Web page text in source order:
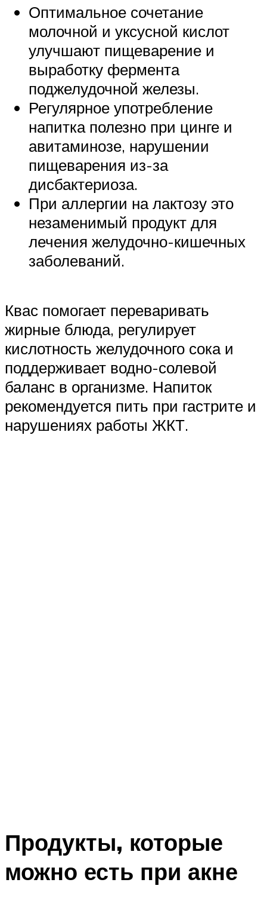
Оптимальное сочетание
молочной и уксусной кислот
улучшают пищеварение и
выработку фермента
поджелудочной железы.
Регулярное употребление
напитка полезно при цинге и
авитаминозе, нарушении
пищеварения из-за
дисбактериоза.
При аллергии на лактозу это
незаменимый продукт для
лечения желудочно-кишечных
заболеваний.
Квас помогает переваривать
жирные блюда, регулирует
кислотность желудочного сока и
поддерживает водно-солевой
баланс в организме. Напиток
рекомендуется пить при гастрите и
нарушениях работы ЖКТ.
Продукты, которые
можно есть при акне